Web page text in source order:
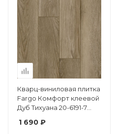
Кварц-виниловая плитка
Fargo Комфорт клеевой
Дуб Тихуана 20-6191-7
1 690 ₽